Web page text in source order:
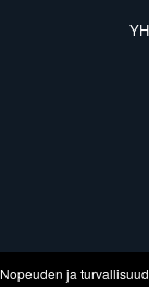
Nopeuden ja